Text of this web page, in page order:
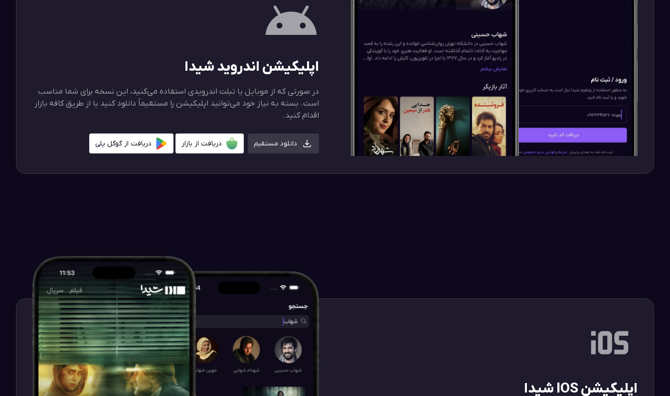
اپلیکیشن اندروید شیدا
در صورتی که از موبایل یا تبلت اندرویدی استفاده می‌کنید، این نسخه برای شما مناسب
است. بسته به نیاز خود می‌توانید اپلیکیشن را مستقیماً دانلود کنید یا از طریق کافه بازار
اقدام کنید.
دانلود مستقیم دریافت از بازار دریافت از گوگل پلی
اپلیکیشن IOS شیدا